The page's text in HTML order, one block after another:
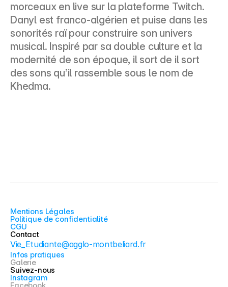
morceaux en live sur la plateforme Twitch.
Danyl est franco-algérien et puise dans les
sonorités raï pour construire son univers
musical. Inspiré par sa double culture et la
modernité de son époque, il sort de il sort
des sons qu’il rassemble sous le nom de
Khedma.
Mentions Légales
Politique de confidentialité
CGU
Contact
Vie_Etudiante@agglo-montbeliard.fr
Infos pratiques
Galerie
Suivez-nous
Instagram